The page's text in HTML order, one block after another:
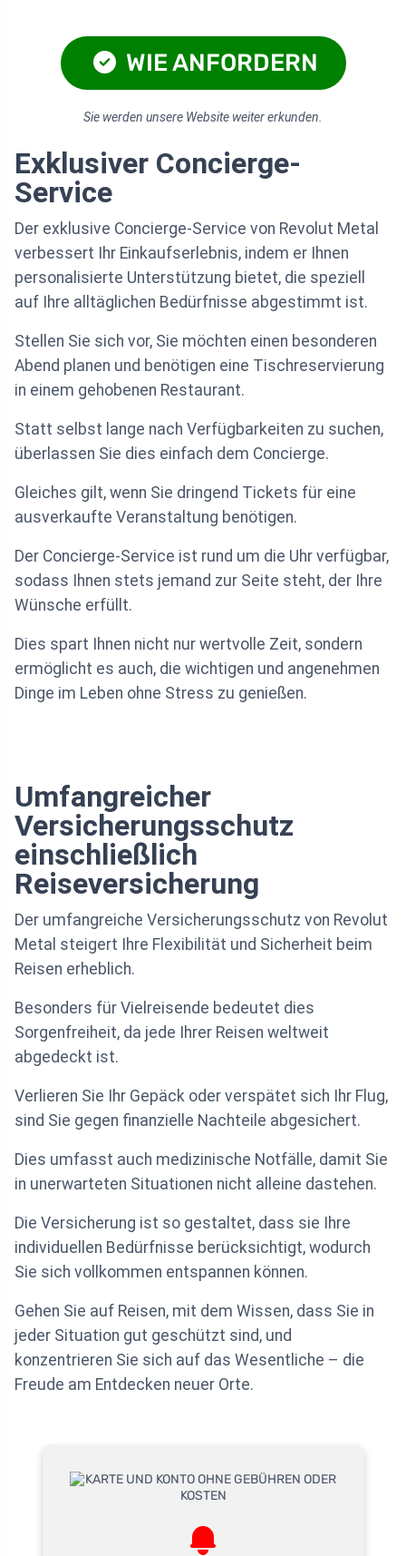
WIE ANFORDERN
Sie werden unsere Website weiter erkunden.
Exklusiver Concierge-
Service
Der exklusive Concierge-Service von Revolut Metal
verbessert Ihr Einkaufserlebnis, indem er Ihnen
personalisierte Unterstützung bietet, die speziell
auf Ihre alltäglichen Bedürfnisse abgestimmt ist.
Stellen Sie sich vor, Sie möchten einen besonderen
Abend planen und benötigen eine Tischreservierung
in einem gehobenen Restaurant.
Statt selbst lange nach Verfügbarkeiten zu suchen,
überlassen Sie dies einfach dem Concierge.
Gleiches gilt, wenn Sie dringend Tickets für eine
ausverkaufte Veranstaltung benötigen.
Der Concierge-Service ist rund um die Uhr verfügbar,
sodass Ihnen stets jemand zur Seite steht, der Ihre
Wünsche erfüllt.
Dies spart Ihnen nicht nur wertvolle Zeit, sondern
ermöglicht es auch, die wichtigen und angenehmen
Dinge im Leben ohne Stress zu genießen.
Umfangreicher
Versicherungsschutz
einschließlich
Reiseversicherung
Der umfangreiche Versicherungsschutz von Revolut
Metal steigert Ihre Flexibilität und Sicherheit beim
Reisen erheblich.
Besonders für Vielreisende bedeutet dies
Sorgenfreiheit, da jede Ihrer Reisen weltweit
abgedeckt ist.
Verlieren Sie Ihr Gepäck oder verspätet sich Ihr Flug,
sind Sie gegen finanzielle Nachteile abgesichert.
Dies umfasst auch medizinische Notfälle, damit Sie
in unerwarteten Situationen nicht alleine dastehen.
Die Versicherung ist so gestaltet, dass sie Ihre
individuellen Bedürfnisse berücksichtigt, wodurch
Sie sich vollkommen entspannen können.
Gehen Sie auf Reisen, mit dem Wissen, dass Sie in
jeder Situation gut geschützt sind, und
konzentrieren Sie sich auf das Wesentliche – die
Freude am Entdecken neuer Orte.